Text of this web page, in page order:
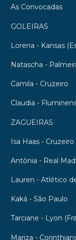
As Convocadas
GOLEIRAS
Lorena - Kansas
Natascha -
Camila - Cruzeiro
Claudia -
ZAGUEIRAS
Isa Haas - Cruzeiro
Antônia - Real
Lauren - Atlético
Kaká - São Paulo
Tarciane - Lyon
Mariza -